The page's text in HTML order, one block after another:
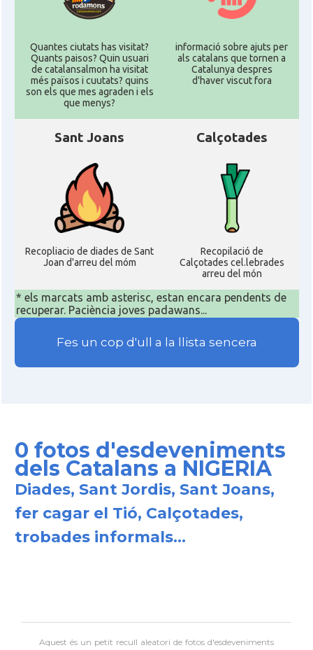
Quantes ciutats has visitat?
Quants paisos? Quin usuari
de catalansalmon ha visitat
més països i cuutats? quins
son els que mes agraden i els
que menys?
informació sobre ajuts per
als catalans que tornen a
Catalunya despres
d'haver viscut fora
Sant Joans
Recopliacio de diades de Sant
Joan d'arreu del móm
Calçotades
Recopilació de
Calçotades cel.lebrades
arreu del món
* els marcats amb asterisc, estan encara pendents de
recuperar. Paciència joves padawans...
Fes un cop d'ull a la llista sencera
0 fotos d'esdeveniments
dels Catalans a NIGERIA
Diades, Sant Jordis, Sant Joans,
fer cagar el Tió, Calçotades,
trobades informals...
Aquest és un petit recull aleatori defotos d'esdeveniments